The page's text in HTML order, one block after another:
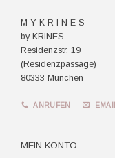
M Y K R I N E S
by KRINES
Residenzstr. 19
(Residenzpassage)
80333 München
ANRUFEN EMAIL
MEIN KONTO